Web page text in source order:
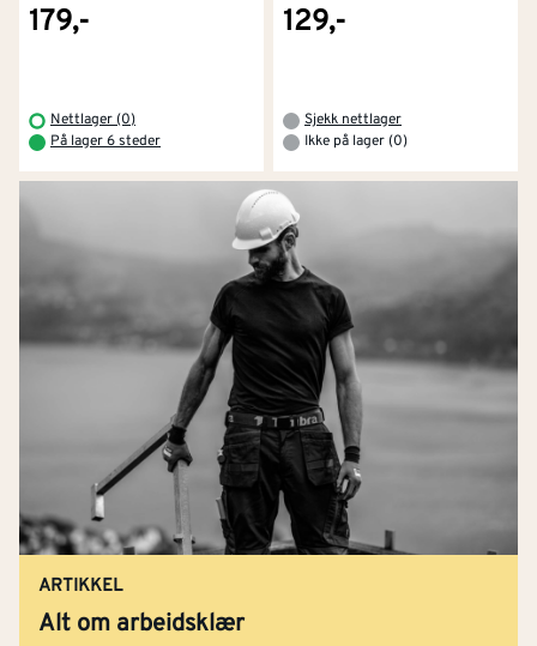
179,-
Nettlager (0)
På lager 6 steder
129,-
Sjekk nettlager
Ikke på lager (0)
ARTIKKEL
Alt om arbeidsklær